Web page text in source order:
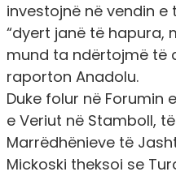
investojnë në vendin e
“dyert janë të hapura,
mund ta ndërtojmë të
raporton Anadolu.
Duke folur në Forumin
e Veriut në Stamboll,
Marrëdhënieve të
Mickoski theksoi se